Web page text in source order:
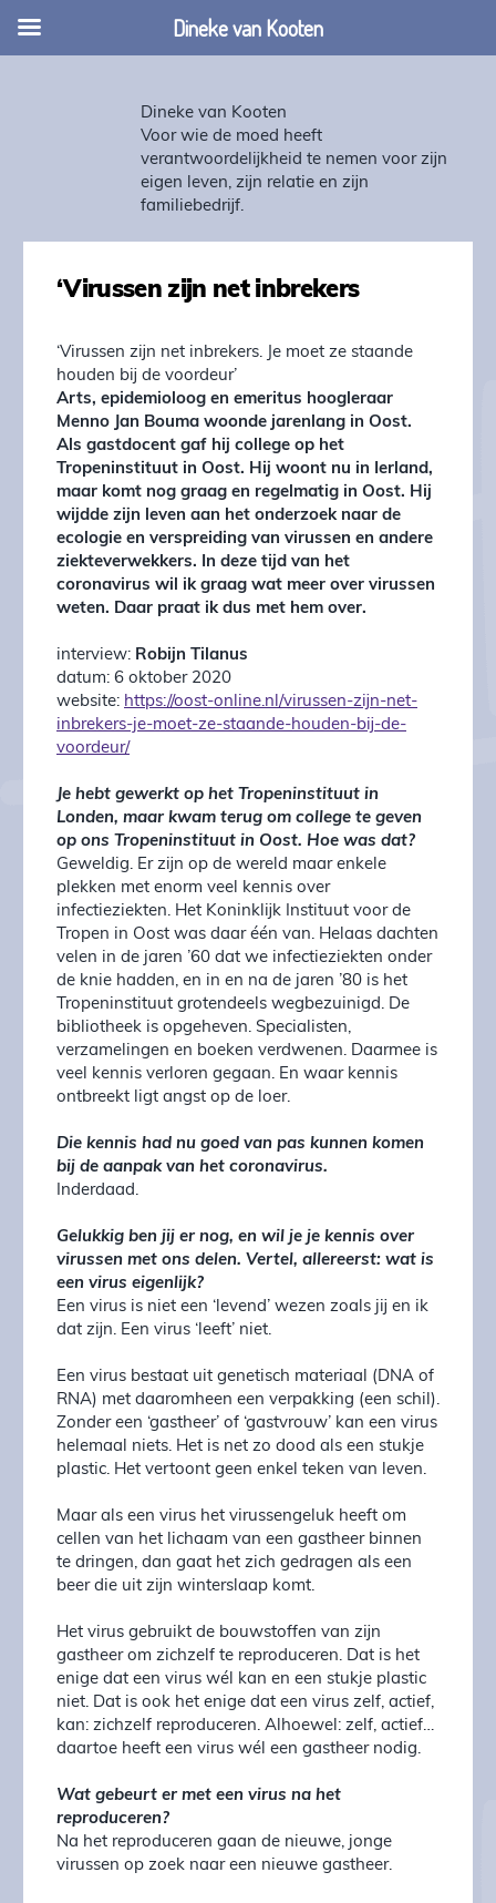
Dineke van Kooten
Voor wie de moed heeft
verantwoordelijkheid te nemen voor zijn
eigen leven, zijn relatie en zijn
familiebedrijf.
‘Virussen zijn net inbrekers
‘Virussen zijn net inbrekers. Je moet ze staande
houden bij de voordeur’
Arts, epidemioloog en emeritus hoogleraar
Menno Jan Bouma woonde jarenlang in Oost.
Als gastdocent gaf hij college op het
Tropeninstituut in Oost. Hij woont nu in Ierland,
maar komt nog graag en regelmatig in Oost. Hij
wijdde zijn leven aan het onderzoek naar de
ecologie en verspreiding van virussen en andere
ziekteverwekkers. In deze tijd van het
coronavirus wil ik graag wat meer over virussen
weten. Daar praat ik dus met hem over.
interview: Robijn Tilanus
datum: 6 oktober 2020
website: https://oost-online.nl/virussen-zijn-net-
inbrekers-je-moet-ze-staande-houden-bij-de-
voordeur/
Je hebt gewerkt op het Tropeninstituut in
Londen, maar kwam terug om college te geven
op ons Tropeninstituut in Oost. Hoe was dat?
Geweldig. Er zijn op de wereld maar enkele
plekken met enorm veel kennis over
infectieziekten. Het Koninklijk Instituut voor de
Tropen in Oost was daar één van. Helaas dachten
velen in de jaren ’60 dat we infectieziekten onder
de knie hadden, en in en na de jaren ’80 is het
Tropeninstituut grotendeels wegbezuinigd. De
bibliotheek is opgeheven. Specialisten,
verzamelingen en boeken verdwenen. Daarmee is
veel kennis verloren gegaan. En waar kennis
ontbreekt ligt angst op de loer.
Die kennis had nu goed van pas kunnen komen
bij de aanpak van het coronavirus.
Inderdaad.
Gelukkig ben jij er nog, en wil je je kennis over
virussen met ons delen. Vertel, allereerst: wat is
een virus eigenlijk?
Een virus is niet een ‘levend’ wezen zoals jij en ik
dat zijn. Een virus ‘leeft’ niet.
Een virus bestaat uit genetisch materiaal (DNA of
RNA) met daaromheen een verpakking (een schil).
Zonder een ‘gastheer’ of ‘gastvrouw’ kan een virus
helemaal niets. Het is net zo dood als een stukje
plastic. Het vertoont geen enkel teken van leven.
Maar als een virus het virussengeluk heeft om
cellen van het lichaam van een gastheer binnen
te dringen, dan gaat het zich gedragen als een
beer die uit zijn winterslaap komt.
Het virus gebruikt de bouwstoffen van zijn
gastheer om zichzelf te reproduceren. Dat is het
enige dat een virus wél kan en een stukje plastic
niet. Dat is ook het enige dat een virus zelf, actief,
kan: zichzelf reproduceren. Alhoewel: zelf, actief…
daartoe heeft een virus wél een gastheer nodig.
Wat gebeurt er met een virus na het
reproduceren?
Na het reproduceren gaan de nieuwe, jonge
virussen op zoek naar een nieuwe gastheer.
Dineke van Kooten